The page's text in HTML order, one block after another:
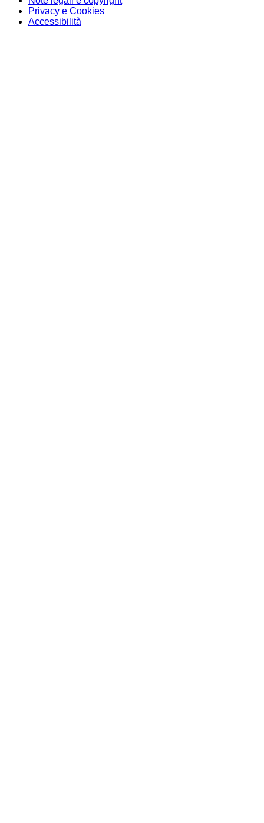
Privacy e Cookies
Accessibilità